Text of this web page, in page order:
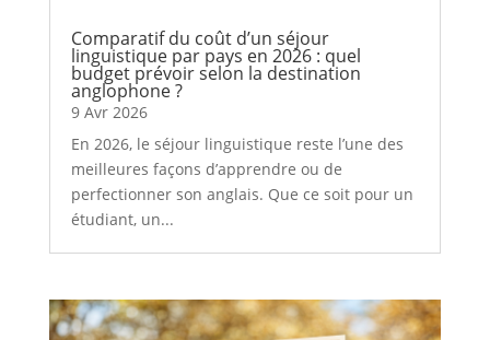
Comparatif du coût d’un séjour
linguistique par pays en 2026 : quel
budget prévoir selon la destination
anglophone ?
9 Avr 2026
En 2026, le séjour linguistique reste l’une des
meilleures façons d’apprendre ou de
perfectionner son anglais. Que ce soit pour un
étudiant, un...